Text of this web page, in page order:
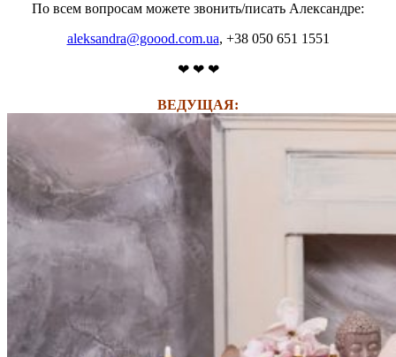
По всем вопросам можете звонить/писать Александре:
aleksandra@goood.com.ua, +38 050 651 1551
❤ ❤ ❤
ВЕДУЩАЯ: